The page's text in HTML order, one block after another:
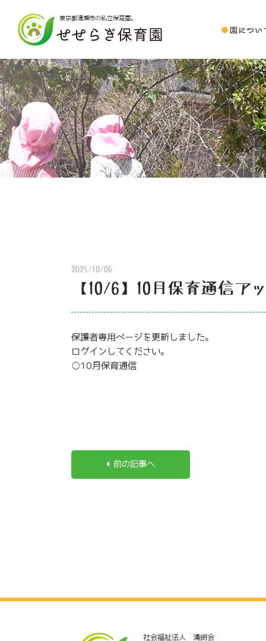
東京都清瀬市の私立保育園。
2025/10/06
【10/6】10月保育通信ア
保護者専用ページを更新しました。
ログインしてください。
○10月保育通信
前の記事へ
社会福祉法人 清朗会